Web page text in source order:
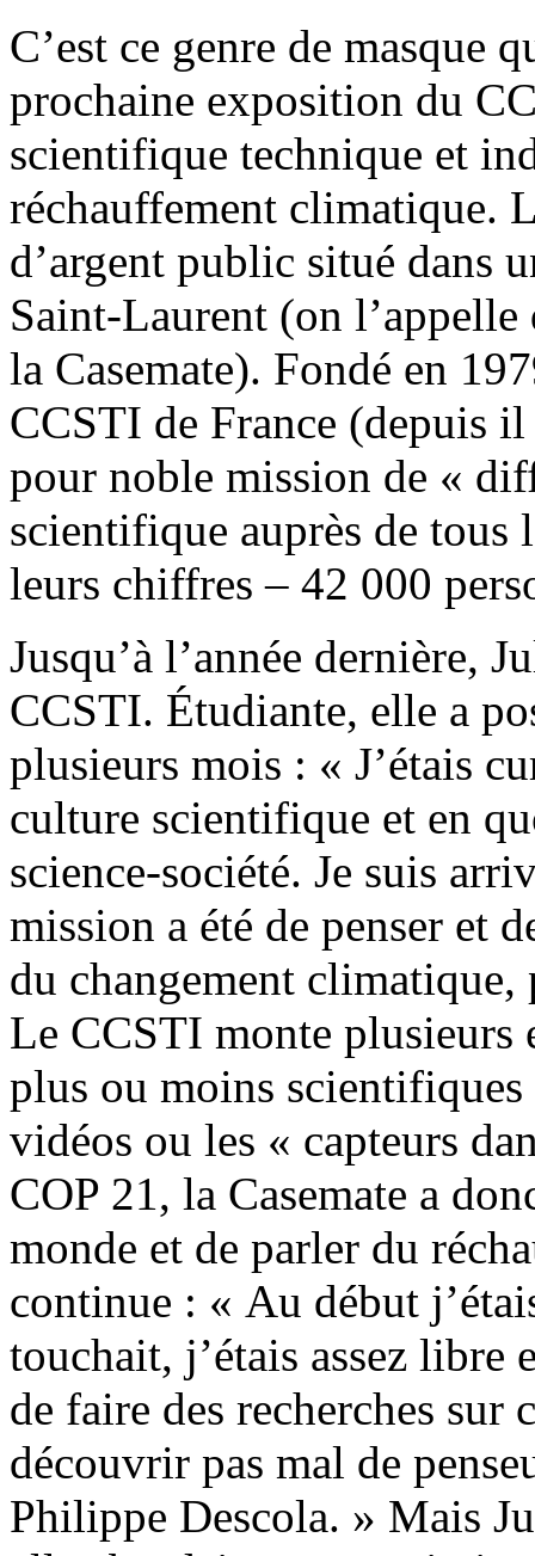
C’est ce genre de masque
prochaine exposition du
scientifique technique et
réchauffement climatique.
d’argent public situé dans
Saint-Laurent (on l’appelle
la Casemate). Fondé en
CCSTI de France (depuis
pour noble mission de «
scientifique auprès de tous
leurs chiffres – 42 000
Jusqu’à l’année dernière,
CCSTI. Étudiante, elle a
plusieurs mois : « J’étais
culture scientifique et en
science-société. Je suis
mission a été de penser et
du changement
Le CCSTI monte plusieurs
plus ou moins
vidéos ou les « capteurs
COP 21, la Casemate a
monde et de parler du
continue : « Au début
touchait, j’étais assez libre
de faire des recherches sur
découvrir pas mal de
Philippe Descola. » Mais